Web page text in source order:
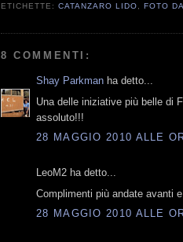
ETICHETTE:CATANZARO LIDO ,FOTO
8 COMMENTI:
Shay Parkman ha detto...
Una delle iniziative più belle di
assoluto!!!
28 MAGGIO 2010 ALLE
LeoM2 ha detto...
Complimenti più andate avanti
28 MAGGIO 2010 ALLE